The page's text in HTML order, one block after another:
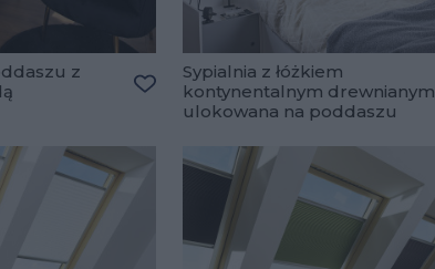
z
Dodaj do ulubionych
Sypialnia z łóżkiem
kontynentalnym drewnianym
ulokowana na poddaszu